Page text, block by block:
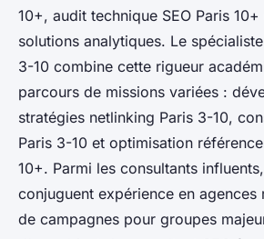
10+, audit technique SEO Paris
solutions analytiques. Le
3-10 combine cette rigueur
parcours de missions variées :
stratégies netlinking Paris 3-10,
Paris 3-10 et optimisation
10+. Parmi les consultants
conjuguent expérience en agences
de campagnes pour groupes